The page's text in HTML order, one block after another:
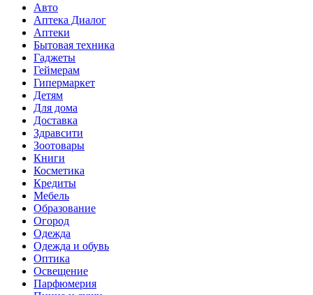
Авто
Аптека Диалог
Аптеки
Бытовая техника
Гаджеты
Геймерам
Гипермаркет
Детям
Для дома
Доставка
Здравсити
Зоотовары
Книги
Косметика
Кредиты
Мебель
Образование
Огород
Одежда
Одежда и обувь
Оптика
Освещение
Парфюмерия